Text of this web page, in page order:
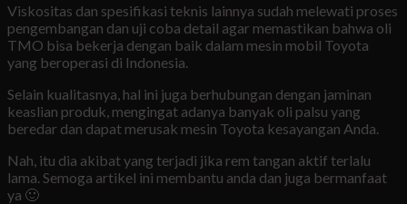
Viskositas dan spesifikasi teknis lainnya sudah melewati proses
pengembangan dan uji coba detail agar memastikan bahwa oli
TMO bisa bekerja dengan baik dalam mesin mobil Toyota
yang beroperasi di Indonesia.
Selain kualitasnya, hal ini juga berhubungan dengan jaminan
keaslian produk, mengingat adanya banyak oli palsu yang
beredar dan dapat merusak mesin Toyota kesayangan Anda.
Nah, itu dia akibat yang terjadi jika rem tangan aktif terlalu
lama. Semoga artikel ini membantu anda dan juga bermanfaat
ya 🙂